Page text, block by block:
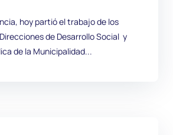
hoy partió el trabajo de los
de Desarrollo Social y
de la Municipalidad...